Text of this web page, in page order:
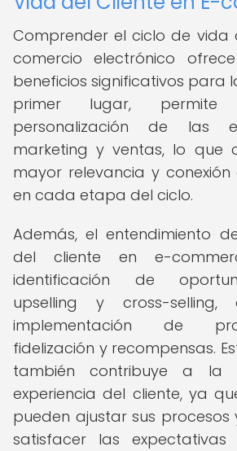
Comprender el ciclo de vida
comercio electrónico
beneficios significativos para
primer lugar,
personalización de las
marketing y ventas, lo que
mayor relevancia y conexión
en cada etapa del ciclo.
Además, el entendimiento
del cliente en e-
identificación de
upselling y cross-
implementación de
fidelización y recompensas.
también contribuye a la
experiencia del cliente, ya
pueden ajustar sus procesos
satisfacer las expectativas